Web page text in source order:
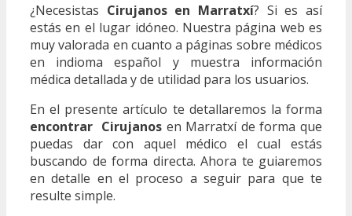
¿Necesistas Cirujanos en Marratxí? Si es así
estás en el lugar idóneo. Nuestra página web es
muy valorada en cuanto a páginas sobre médicos
en indioma español y muestra información
médica detallada y de utilidad para los usuarios.
En el presente artículo te detallaremos la forma
encontrar Cirujanos en Marratxí de forma que
puedas dar con aquel médico el cual estás
buscando de forma directa. Ahora te guiaremos
en detalle en el proceso a seguir para que te
resulte simple.